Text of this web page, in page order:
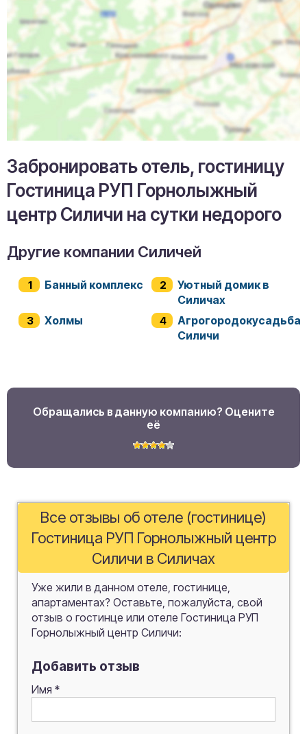
Забронировать отель, гостиницу
Гостиница РУП Горнолыжный
центр Силичи на сутки недорого
Другие компании Силичей
Банный комплекс
Уютный домик в
Силичах
Холмы
Агрогородокусадьба
Силичи
Обращались в данную компанию? Оцените
её
Все отзывы об отеле (гостинице)
Гостиница РУП Горнолыжный центр
Силичи в Силичах
Уже жили в данном отеле, гостинице,
апартаментах? Оставьте, пожалуйста, свой
отзыв о гостинце или отеле Гостиница РУП
Горнолыжный центр Силичи:
Добавить отзыв
Имя *